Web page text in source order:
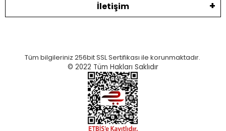
İletişim
Tüm bilgileriniz 256bit SSL Sertifikası ile korunmaktadır.
© 2022 Tüm Hakları Saklıdır